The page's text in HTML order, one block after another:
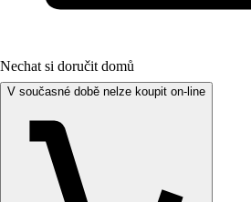
Nechat si doručit domů
V současné době nelze koupit on-line